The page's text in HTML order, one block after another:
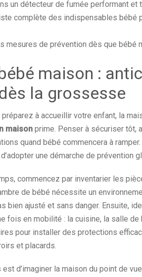
un détecteur de fumée performant et
complète des indispensables
mesures de prévention dès que bébé
maison :
la grossesse
à accueillir votre enfant, la
maison prime. Penser à sécuriser tôt,
quand bébé commencera à
une démarche de prévention
commencez par inventarier les
de bébé nécessite un
bien ajusté et sans danger. Ensuite,
fois en mobilité : la cuisine, la salle
pour installer des protections
et placards.
d’imaginer la maison du point de